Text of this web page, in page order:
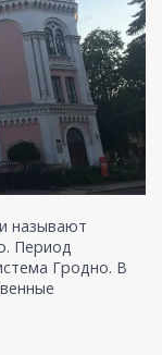
называют
Период
Гродно. В